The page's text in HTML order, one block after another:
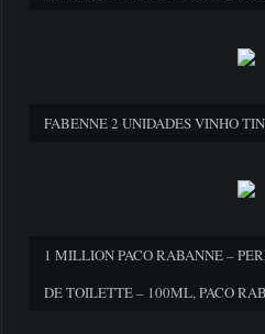
FABENNE 2 UNIDADES VINHO
1 MILLION PACO RABANNE –
DE TOILETTE – 100ML, PACO